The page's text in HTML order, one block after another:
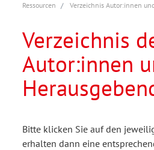
Ressourcen Verzeichnis Autor:innen
Verzeichnis
Autor:innen
Bitte klicken Sie auf den
erhalten dann eine